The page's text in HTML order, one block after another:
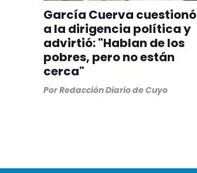
García Cuerva cuestionó
a la dirigencia política y
advirtió: "Hablan de los
pobres, pero no están
cerca"
PorRedacción Diario de Cuyo